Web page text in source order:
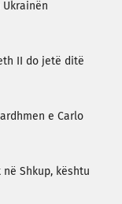
II do jetë ditë
e Carlo
Shkup, kështu